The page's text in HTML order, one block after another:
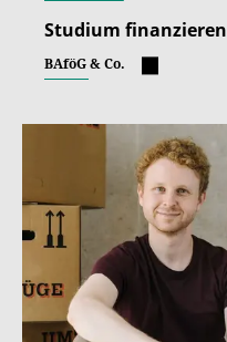
Studium finanzieren
BAföG & Co.